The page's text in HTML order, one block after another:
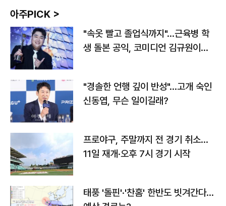
아주PICK >
"속옷 빨고 졸업식까지"…근육병 학
생 돌본 공익, 코미디언 김규원이었
"경솔한 언행 깊이 반성"…고개 숙인
신동엽, 무슨 일이길래?
프로야구, 주말까지 전 경기 취소…
11일 재개·오후 7시 경기 시작
태풍 '돌핀'·'찬홈' 한반도 빗겨간다…